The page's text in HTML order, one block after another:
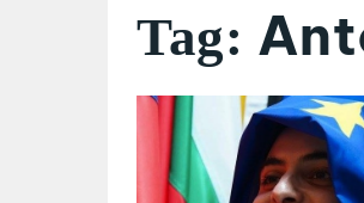
Tag: